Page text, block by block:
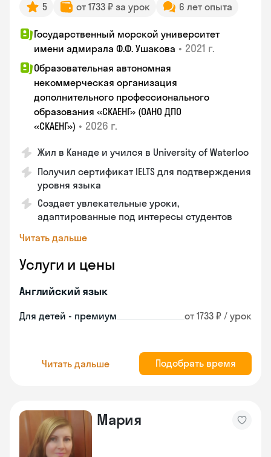
5 от 1733 ₽ за урок 6 лет опыта
Государственный морской университет
имени адмирала Ф.Ф. Ушакова • 2021 г.
Образовательная автономная
некоммерческая организация
дополнительного профессионального
образования «СКАЕНГ» (ОАНО ДПО
«СКАЕНГ») • 2026 г.
Жил в Канаде и учился в University of Waterloo
Получил сертификат IELTS для подтверждения
уровня языка
Создает увлекательные уроки,
адаптированные под интересы студентов
Читать дальше
Услуги и цены
Английский язык
Для детей - премиум от 1733 ₽ / урок
Читать дальше Подобрать время
Мария